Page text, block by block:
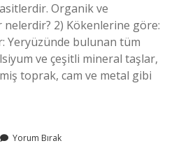
Organik ve
2) Kökenlerine göre:
Yeryüzünde bulunan tüm
ve çeşitli mineral taşlar,
toprak, cam ve metal gibi
Yorum Bırak